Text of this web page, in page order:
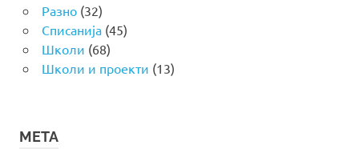
Разно(32)
Списанија(45)
Школи (68)
Школи и проекти (13)
МЕТА